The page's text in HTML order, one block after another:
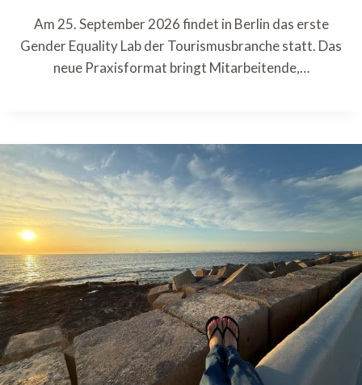
Am 25. September 2026 findet in Berlin das erste
Gender Equality Lab der Tourismusbranche statt. Das
neue Praxisformat bringt Mitarbeitende,…